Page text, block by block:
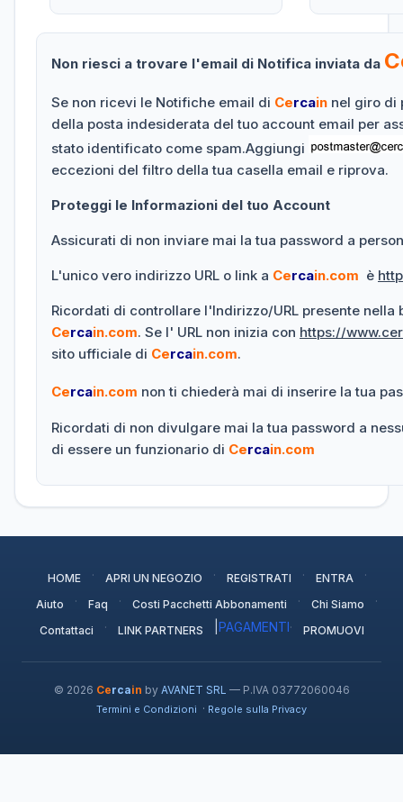
Non riesci a trovare l'email di Notifica inviata da
Se non ricevi le Notifiche email di Cercain nel giro di
della posta indesiderata del tuo account email per
stato identificato come spam.Aggiungi
eccezioni del filtro della tua casella email e riprova.
Proteggi le Informazioni del tuo Account
Assicurati di non inviare mai la tua password a
L'unico vero indirizzo URL o link a Cercain.com è
Ricordati di controllare l'Indirizzo/URL presente nella
Cercain.com. Se l' URL non inizia con https://
sito ufficiale di Cercain.com.
Cercain.com non ti chiederà mai di inserire la tua
Ricordati di non divulgare mai la tua password a
di essere un funzionario di Cercain.com
HOME · APRI UN NEGOZIO · REGISTRATI · ENTRA ·
Aiuto · Faq · Costi Pacchetti Abbonamenti · Chi Siamo ·
Contattaci · LINK PARTNERS PAGAMENTI· PROMUOVI
© 2026 Cercain by AVANET SRL — P.IVA 03772060046
Termini e Condizioni · Regole sulla Privacy